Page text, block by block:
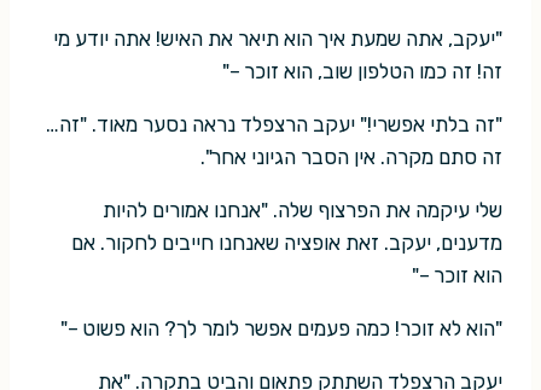
"יעקב, אתה שמעת איך הוא תיאר את האיש! אתה יודע מי
זה! זה כמו הטלפון שוב, הוא זוכר –"
"זה בלתי אפשרי!" יעקב הרצפלד נראה נסער מאוד. "זה…
זה סתם מקרה. אין הסבר הגיוני אחר".
שלי עיקמה את הפרצוף שלה. "אנחנו אמורים להיות
מדענים, יעקב. זאת אופציה שאנחנו חייבים לחקור. אם
הוא זוכר –"
"הוא לא זוכר! כמה פעמים אפשר לומר לך? הוא פשוט –"
יעקב הרצפלד השתתק פתאום והביט בתקרה. "את